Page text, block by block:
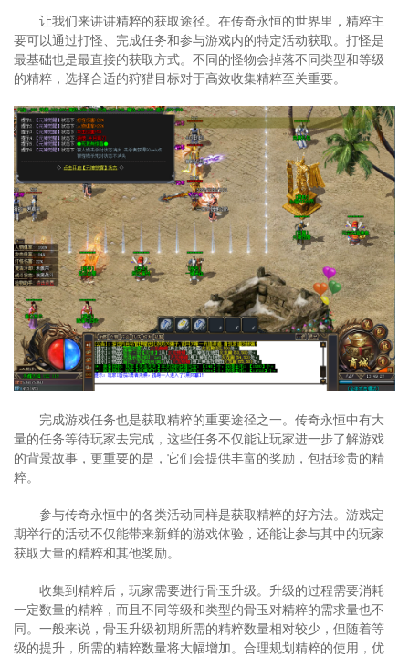
让我们来讲讲精粹的获取途径。在传奇永恒的世界里，精粹主
要可以通过打怪、完成任务和参与游戏内的特定活动获取。打怪是
最基础也是最直接的获取方式。不同的怪物会掉落不同类型和等级
的精粹，选择合适的狩猎目标对于高效收集精粹至关重要。
完成游戏任务也是获取精粹的重要途径之一。传奇永恒中有大
量的任务等待玩家去完成，这些任务不仅能让玩家进一步了解游戏
的背景故事，更重要的是，它们会提供丰富的奖励，包括珍贵的精
粹。
参与传奇永恒中的各类活动同样是获取精粹的好方法。游戏定
期举行的活动不仅能带来新鲜的游戏体验，还能让参与其中的玩家
获取大量的精粹和其他奖励。
收集到精粹后，玩家需要进行骨玉升级。升级的过程需要消耗
一定数量的精粹，而且不同等级和类型的骨玉对精粹的需求量也不
同。一般来说，骨玉升级初期所需的精粹数量相对较少，但随着等
级的提升，所需的精粹数量将大幅增加。合理规划精粹的使用，优